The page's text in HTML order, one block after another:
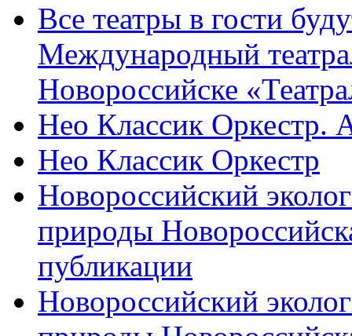
Все театры в гости
Международный
Новороссийске
Нео Классик Оркестр.
Нео Классик Оркестр
Новороссийский
природы
публикации
Новороссийский